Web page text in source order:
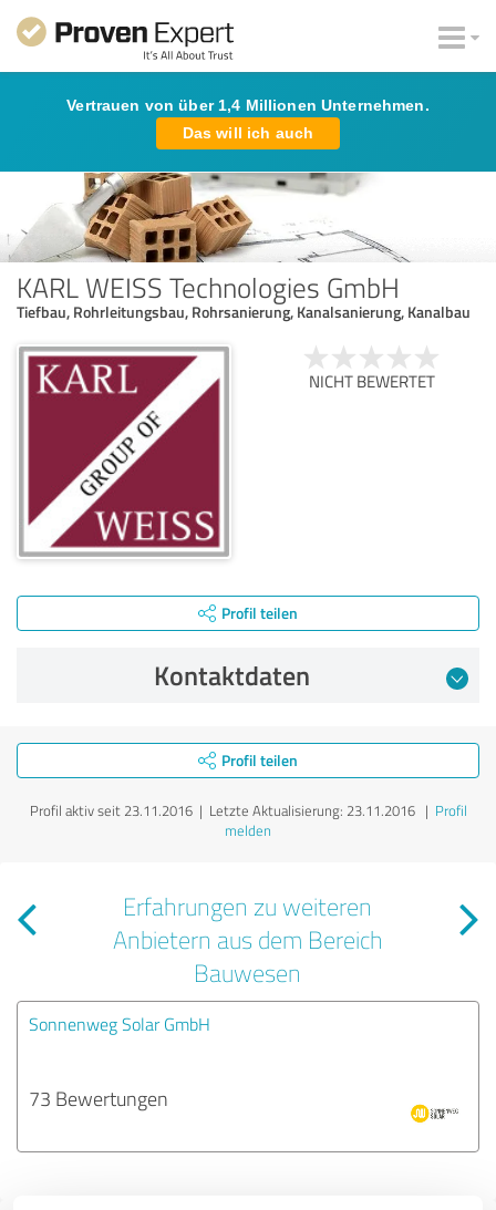
Vertrauen von über 1,4 Millionen Unternehmen.
Das will ich auch
KARL WEISS Technologies GmbH
Tiefbau, Rohrleitungsbau, Rohrsanierung, Kanalsanierung, Kanalbau
NICHT BEWERTET
Profil teilen
Kontaktdaten
Profil teilen
Profil aktiv seit 23.11.2016 | Letzte Aktualisierung: 23.11.2016| Profil
melden
Erfahrungen zu weiteren
Anbietern aus dem Bereich
Bauwesen
Sonnenweg Solar GmbH
73 Bewertungen